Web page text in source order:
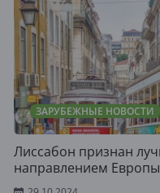
ЗАРУБЕЖНЫЕ НОВОСТИ
Лиссабон признан
направлением Европы